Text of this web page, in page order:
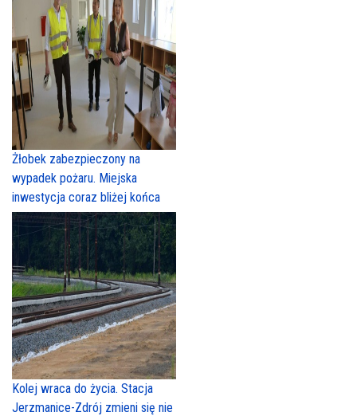
Żłobek zabezpieczony na
wypadek pożaru. Miejska
inwestycja coraz bliżej końca
Kolej wraca do życia. Stacja
Jerzmanice-Zdrój zmieni się nie